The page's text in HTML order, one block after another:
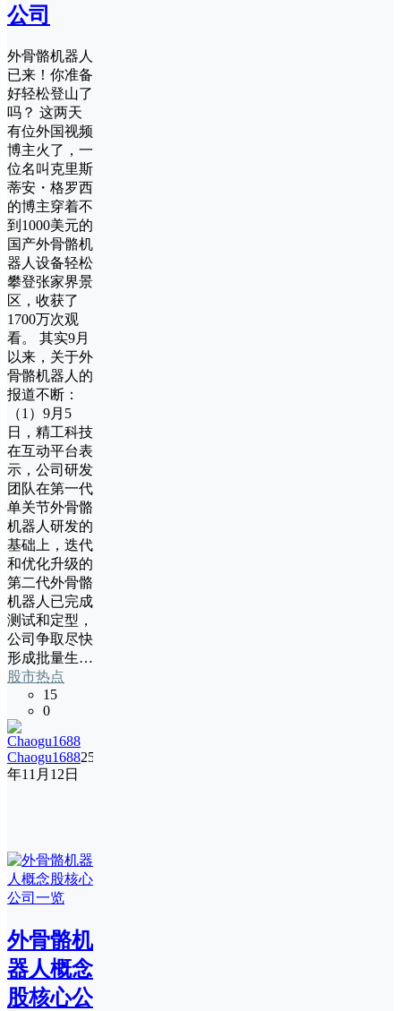
公司
外骨骼机器人
已来！你准备
好轻松登山了
吗？ 这两天
有位外国视频
博主火了，一
位名叫克里斯
蒂安・格罗西
的博主穿着不
到1000美元的
国产外骨骼机
器人设备轻松
攀登张家界景
区，收获了
1700万次观
看。 其实9月
以来，关于外
骨骼机器人的
报道不断：
（1）9月5
日，精工科技
在互动平台表
示，公司研发
团队在第一代
单关节外骨骼
机器人研发的
基础上，迭代
和优化升级的
第二代外骨骼
机器人已完成
测试和定型，
公司争取尽快
形成批量生…
股市热点
15
0
Chaogu168825
年11月12日
外骨骼机
器人概念
股核心公